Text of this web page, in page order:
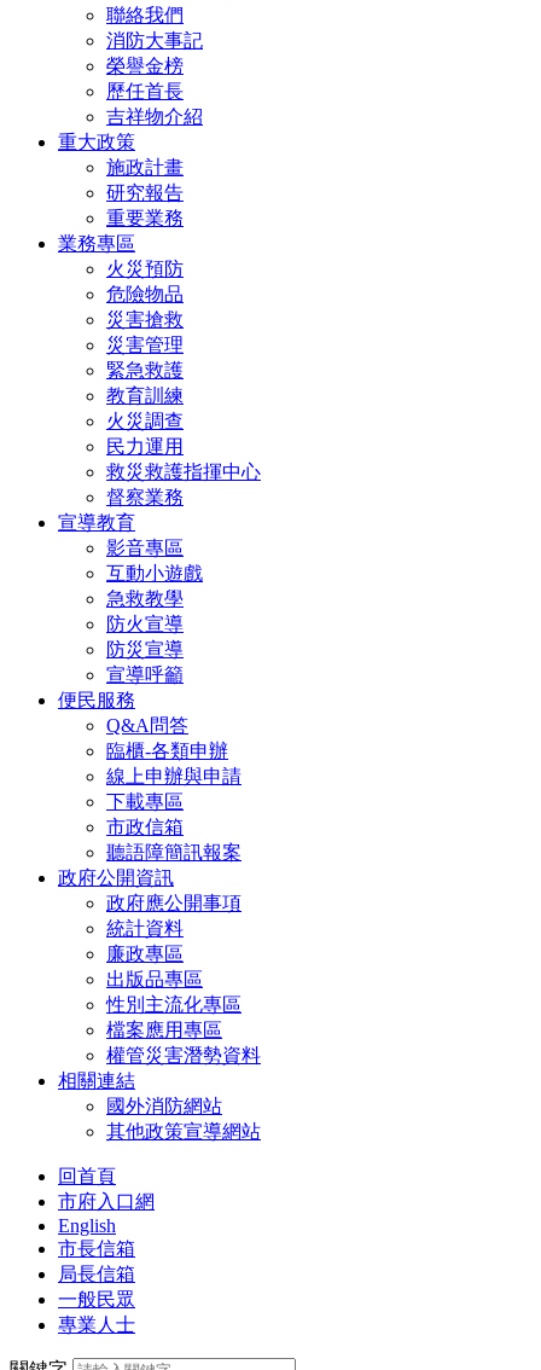
聯絡我們
消防大事記
榮譽金榜
歷任首長
吉祥物介紹
重大政策
施政計畫
研究報告
重要業務
業務專區
火災預防
危險物品
災害搶救
災害管理
緊急救護
教育訓練
火災調查
民力運用
救災救護指揮中心
督察業務
宣導教育
影音專區
互動小遊戲
急救教學
防火宣導
防災宣導
宣導呼籲
便民服務
Q&A問答
臨櫃-各類申辦
線上申辦與申請
下載專區
市政信箱
聽語障簡訊報案
政府公開資訊
政府應公開事項
統計資料
廉政專區
出版品專區
性別主流化專區
檔案應用專區
權管災害潛勢資料
相關連結
國外消防網站
其他政策宣導網站
回首頁
市府入口網
English
市長信箱
局長信箱
一般民眾
專業人士